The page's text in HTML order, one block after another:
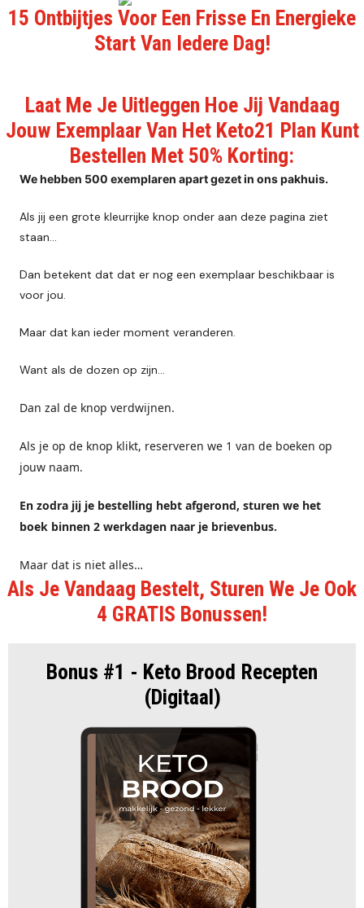
15 Ontbijtjes Voor Een Frisse En Energieke
Start Van Iedere Dag!
Laat Me Je Uitleggen Hoe Jij Vandaag
Jouw Exemplaar Van Het Keto21 Plan Kunt
Bestellen Met 50% Korting:
We hebben 500 exemplaren apart gezet in ons pakhuis.
Als jij een grote kleurrijke knop onder aan deze pagina ziet
staan…
Dan betekent dat dat er nog een exemplaar beschikbaar is
voor jou.
Maar dat kan ieder moment veranderen.
Want als de dozen op zijn…
Dan zal de knop verdwijnen.
Als je op de knop klikt, reserveren we 1 van de boeken op
jouw naam.
En zodra jij je bestelling hebt afgerond, sturen we het
boek binnen 2 werkdagen naar je brievenbus.
Maar dat is niet alles…
Als Je Vandaag Bestelt, Sturen We Je Ook
4 GRATIS Bonussen!
Bonus #1 - Keto Brood Recepten
(Digitaal)